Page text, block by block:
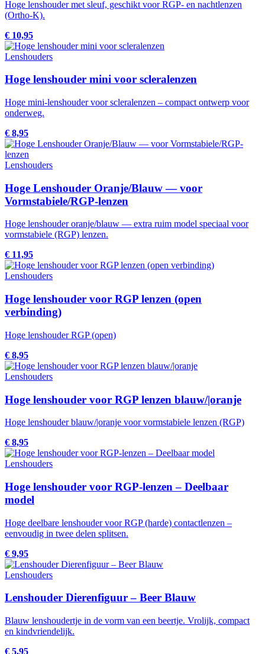
Hoge lenshouder met sleuf, geschikt voor RGP- en nachtlenzen
(Ortho-K).
€ 10,95
Lenshouders
Hoge lenshouder mini voor scleralenzen
Hoge mini-lenshouder voor scleralenzen – compact ontwerp voor
onderweg.
€ 8,95
Lenshouders
Hoge Lenshouder Oranje/Blauw — voor
Vormstabiele/RGP-lenzen
Hoge lenshouder oranje/blauw — extra ruim model speciaal voor
vormstabiele (RGP) lenzen.
€ 11,95
Lenshouders
Hoge lenshouder voor RGP lenzen (open
verbinding)
Hoge lenshouder RGP (open)
€ 8,95
Lenshouders
Hoge lenshouder voor RGP lenzen blauw/|oranje
Hoge lenshouder blauw/|oranje voor vormstabiele lenzen (RGP)
€ 8,95
Lenshouders
Hoge lenshouder voor RGP-lenzen – Deelbaar
model
Hoge deelbare lenshouder voor RGP (harde) contactlenzen –
eenvoudig in twee delen splitsen.
€ 9,95
Lenshouders
Lenshouder Dierenfiguur – Beer Blauw
Blauw lenshoudertje in de vorm van een beertje. Vrolijk, compact
en kindvriendelijk.
€ 5,95